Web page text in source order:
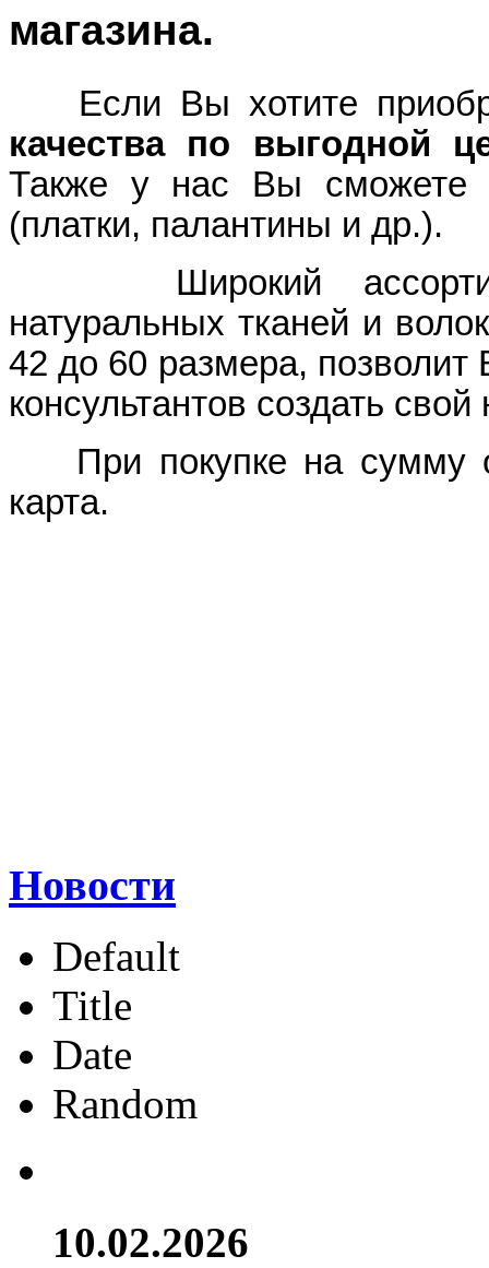
магазина.
Если Вы хотите
качества по выгодной
Также у нас Вы сможете
(платки, палантины и др.).
Широкий
натуральных тканей и
42 до 60 размера,
консультантов создать
При покупке на сумму
карта.
Новости
Default
Title
Date
Random
10.02.2026